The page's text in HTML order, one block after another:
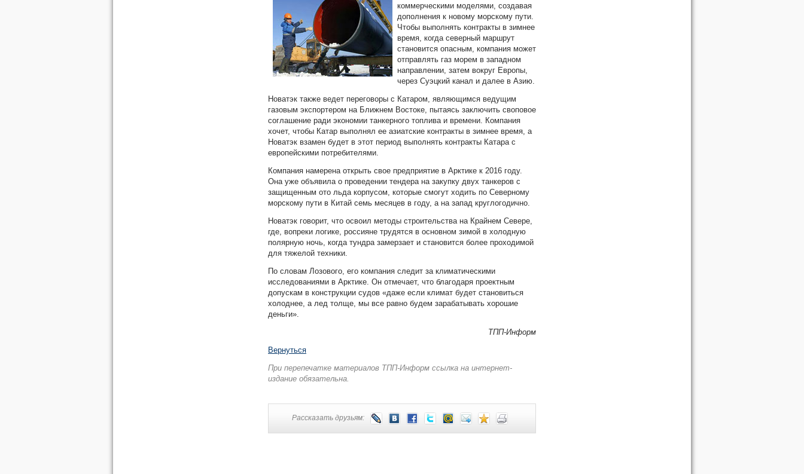
коммерческими моделями, создавая
дополнения к новому морскому пути.
Чтобы выполнять контракты в зимнее
время, когда северный маршрут
становится опасным, компания может
отправлять газ морем в западном
направлении, затем вокруг Европы,
через Суэцкий канал и далее в Азию.
Новатэк также ведет переговоры с Катаром, являющимся ведущим
газовым экспортером на Ближнем Востоке, пытаясь заключить своповое
соглашение ради экономии танкерного топлива и времени. Компания
хочет, чтобы Катар выполнял ее азиатские контракты в зимнее время, а
Новатэк взамен будет в этот период выполнять контракты Катара с
европейскими потребителями.
Компания намерена открыть свое предприятие в Арктике к 2016 году.
Она уже объявила о проведении тендера на закупку двух танкеров с
защищенным ото льда корпусом, которые смогут ходить по Северному
морскому пути в Китай семь месяцев в году, а на запад круглогодично.
Новатэк говорит, что освоил методы строительства на Крайнем Севере,
где, вопреки логике, россияне трудятся в основном зимой в холодную
полярную ночь, когда тундра замерзает и становится более проходимой
для тяжелой техники.
По словам Лозового, его компания следит за климатическими
исследованиями в Арктике. Он отмечает, что благодаря проектным
допускам в конструкции судов «даже если климат будет становиться
холоднее, а лед толще, мы все равно будем зарабатывать хорошие
деньги».
ТПП-Информ
Вернуться
При перепечатке материалов ТПП-Информ ссылка на интернет-
издание обязательна.
Рассказать друзьям: